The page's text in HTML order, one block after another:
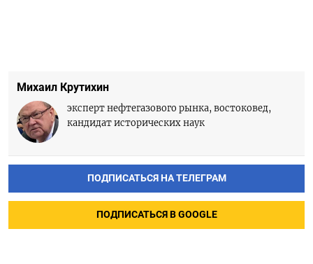
Михаил Крутихин
эксперт нефтегазового рынка, востоковед,
кандидат исторических наук
ПОДПИСАТЬСЯ НА ТЕЛЕГРАМ
ПОДПИСАТЬСЯ В GOOGLE